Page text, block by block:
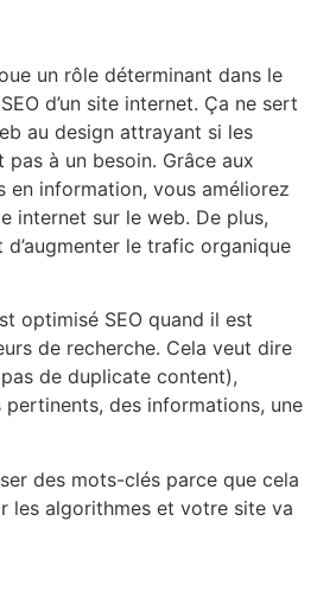
un rôle déterminant dans le
d’un site internet. Ça ne sert
au design attrayant si les
à un besoin. Grâce aux
en information, vous améliorez
internet sur le web. De plus,
le trafic organique
optimisé SEO quand il est
de recherche. Cela veut dire
de duplicate content),
des informations, une
des mots-clés parce que cela
les algorithmes et votre site va